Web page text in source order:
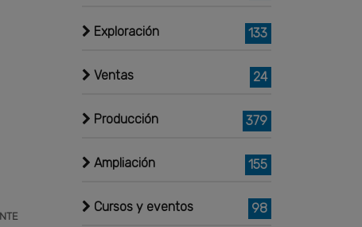
Exploración 133
Ventas 24
Producción 379
Ampliación 155
Cursos y eventos 98